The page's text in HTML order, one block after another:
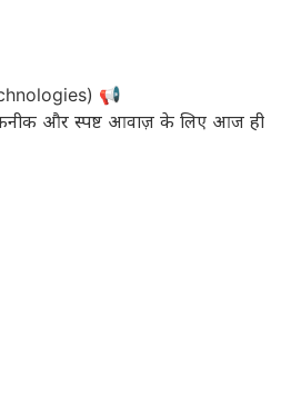
📢
और स्पष्ट आवाज़ के लिए आज ही